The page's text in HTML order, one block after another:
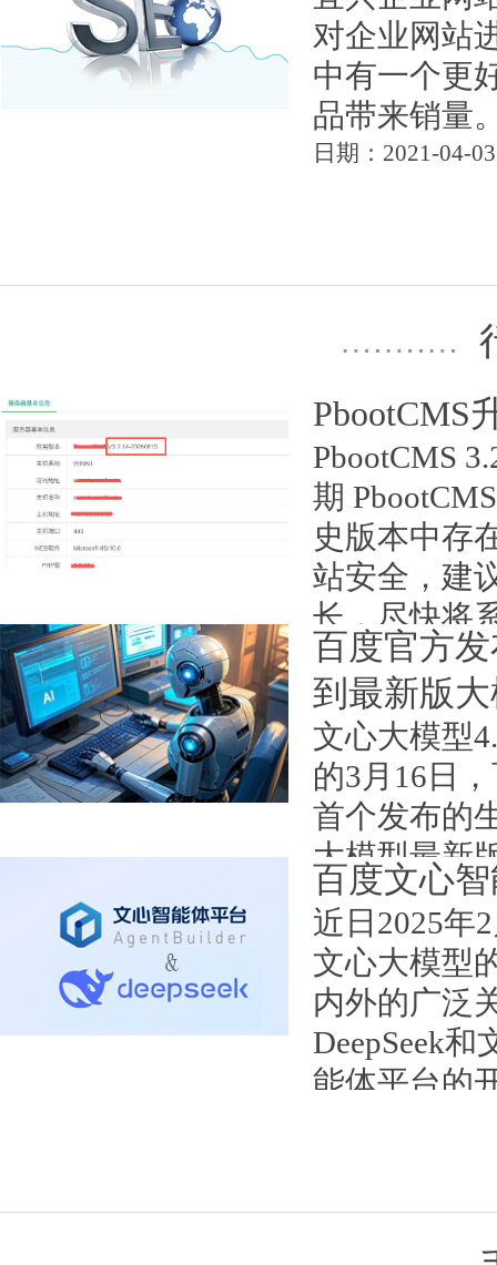
对企业网站
中有一个更
品带来销量
日期：2021-04-03
PbootCMS
PbootCMS
期
史版本中存
站安全，建
长，尽快将
和新手用户
日期：2026-06-22
百度官方
到最新版
文心大模型
的3月16日
首个发布的
大模型最新
大幅提升，
日期：2025-02-28
百度文心智
近日2025年
文心大模型
内外的广泛
DeepSeek
能体平台的